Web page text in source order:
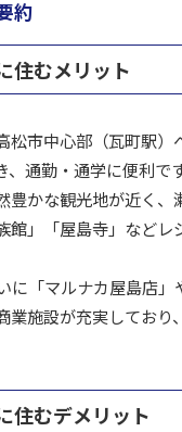
約
住むメリット
松市中心部（瓦町駅）
通勤・通学に便利です
豊かな観光地が近く、
館」「屋島寺」などレ
に「マルナカ屋島店」
業施設が充実しており
住むデメリット